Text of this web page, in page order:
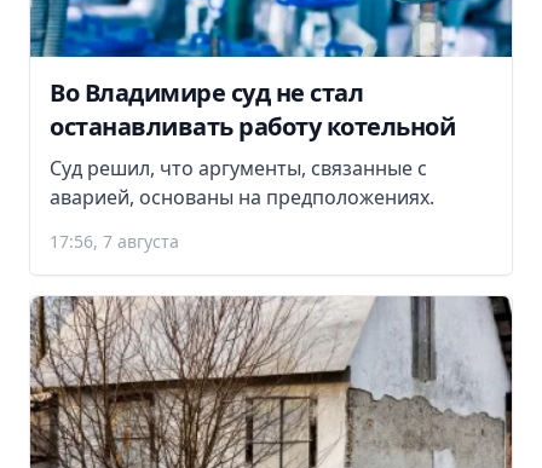
Во Владимире суд не стал
останавливать работу котельной
Суд решил, что аргументы, связанные с
аварией, основаны на предположениях.
17:56, 7 августа